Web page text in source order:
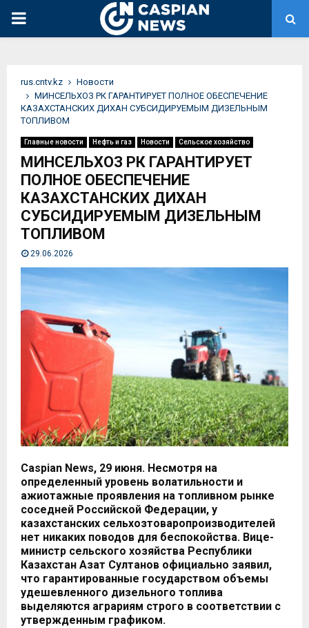
PRIMARY
rus.cntv.kz
Новости
МИНСЕЛЬХОЗ РК ГАРАНТИРУЕТ ПОЛНОЕ ОБЕСПЕЧЕНИЕ
КАЗАХСТАНСКИХ ДИХАН СУБСИДИРУЕМЫМ ДИЗЕЛЬНЫМ
ТОПЛИВОМ
Главные новости Нефть и газ Новости Сельское хозяйство
МИНСЕЛЬХОЗ РК ГАРАНТИРУЕТ
ПОЛНОЕ ОБЕСПЕЧЕНИЕ
КАЗАХСТАНСКИХ ДИХАН
СУБСИДИРУЕМЫМ ДИЗЕЛЬНЫМ
ТОПЛИВОМ
29.06.2026
Caspian News, 29 июня. Несмотря на
определенный уровень волатильности и
ажиотажные проявления на топливном рынке
соседней Российской Федерации, у
казахстанских сельхозтоваропроизводителей
нет никаких поводов для беспокойства. Вице-
министр сельского хозяйства Республики
Казахстан Азат Султанов официально заявил,
что гарантированные государством объемы
удешевленного дизельного топлива
выделяются аграриям строго в соответствии с
утвержденным графиком.